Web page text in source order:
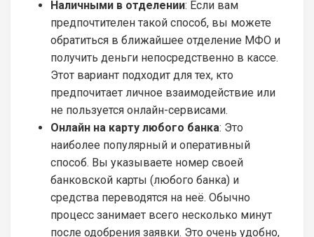
Наличными в отделении: Если вам
предпочтителен такой способ, вы можете
обратиться в ближайшее отделение МФО и
получить деньги непосредственно в кассе.
Этот вариант подходит для тех, кто
предпочитает личное взаимодействие или
не пользуется онлайн-сервисами.
Онлайн на карту любого банка: Это
наиболее популярный и оперативный
способ. Вы указываете номер своей
банковской карты (любого банка) и
средства переводятся на неё. Обычно
процесс занимает всего несколько минут
после одобрения заявки. Это очень удобно,